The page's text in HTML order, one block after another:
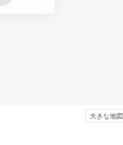
大きな地図